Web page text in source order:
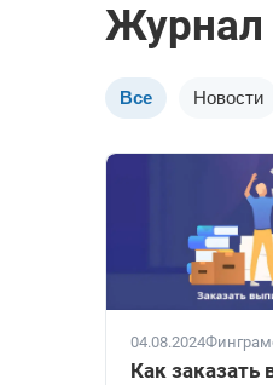
Журнал
Все Новости
04.08.2024
Как заказать